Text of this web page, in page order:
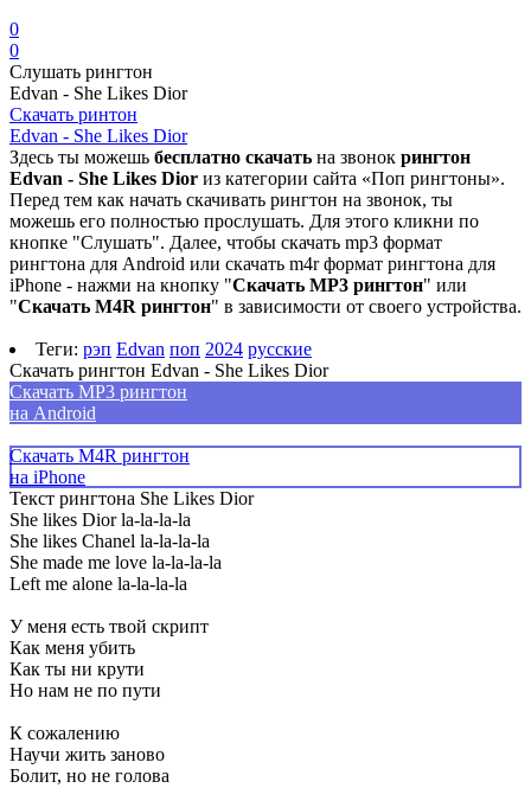
0
0
Слушать рингтон
Edvan - She Likes Dior
Скачать ринтон
Edvan - She Likes Dior
Здесь ты можешь бесплатно скачать на звонок рингтон
Edvan - She Likes Dior из категории сайта «Поп рингтоны».
Перед тем как начать скачивать рингтон на звонок, ты
можешь его полностью прослушать. Для этого кликни по
кнопке "Слушать". Далее, чтобы скачать mp3 формат
рингтона для Android или скачать m4r формат рингтона для
iPhone - нажми на кнопку "Скачать MP3 рингтон" или
"Скачать M4R рингтон" в зависимости от своего устройства.
Теги: рэп Edvan поп 2024 русские
Скачать рингтон Edvan - She Likes Dior
Скачать MP3 рингтон
на Android
Скачать M4R рингтон
на iPhone
Текст рингтона She Likes Dior
She likes Dior la-la-la-la
She likes Chanel la-la-la-la
She made me love la-la-la-la
Left me alone la-la-la-la
У меня есть твой скрипт
Как меня убить
Как ты ни крути
Но нам не по пути
К сожалению
Научи жить заново
Болит, но не голова